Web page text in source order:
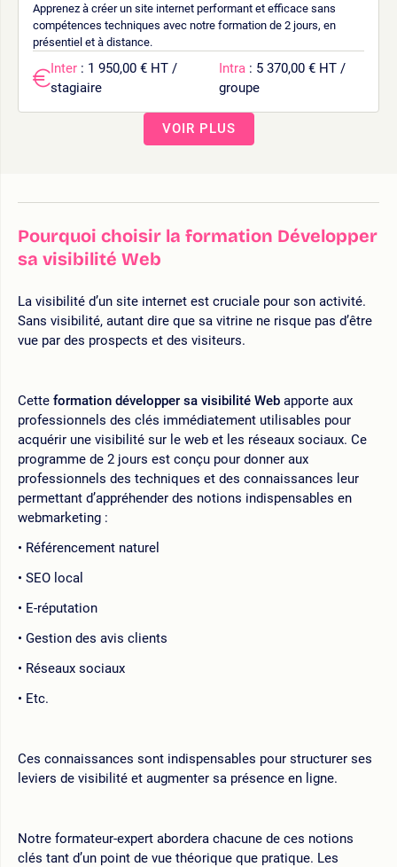
Apprenez à créer un site internet performant et efficace sans
compétences techniques avec notre formation de 2 jours, en
présentiel et à distance.
Inter : 1 950,00 € HT /
stagiaire
Intra : 5 370,00 € HT /
groupe
VOIR PLUS
Pourquoi choisir la formation Développer
sa visibilité Web
La visibilité d’un site internet est cruciale pour son activité.
Sans visibilité, autant dire que sa vitrine ne risque pas d’être
vue par des prospects et des visiteurs.
Cette formation développer sa visibilité Web apporte aux
professionnels des clés immédiatement utilisables pour
acquérir une visibilité sur le web et les réseaux sociaux. Ce
programme de 2 jours est conçu pour donner aux
professionnels des techniques et des connaissances leur
permettant d’appréhender des notions indispensables en
webmarketing :
Référencement naturel
SEO local
E-réputation
Gestion des avis clients
Réseaux sociaux
Etc.
Ces connaissances sont indispensables pour structurer ses
leviers de visibilité et augmenter sa présence en ligne.
Notre formateur-expert abordera chacune de ces notions
clés tant d’un point de vue théorique que pratique. Les